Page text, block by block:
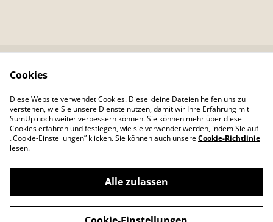
Kontaktieren Sie uns
Datenschutzbestimm
ungen von SumUp
Cookie-Richtlinie
©2026Colour Your Day
Cookies
Diese Website verwendet Cookies. Diese kleine Dateien helfen uns zu
verstehen, wie Sie unsere Dienste nutzen, damit wir Ihre Erfahrung mit
SumUp noch weiter verbessern können. Sie können mehr über diese
Cookies erfahren und festlegen, wie sie verwendet werden, indem Sie auf
„Cookie-Einstellungen” klicken. Sie können auch unsereCookie-Richtlinie
lesen.
Alle zulassen